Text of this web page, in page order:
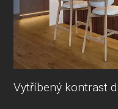
Vytříbený kontrast